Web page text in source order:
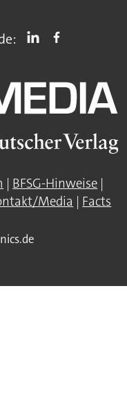
| BFSG-Hinweise |
Media | Facts